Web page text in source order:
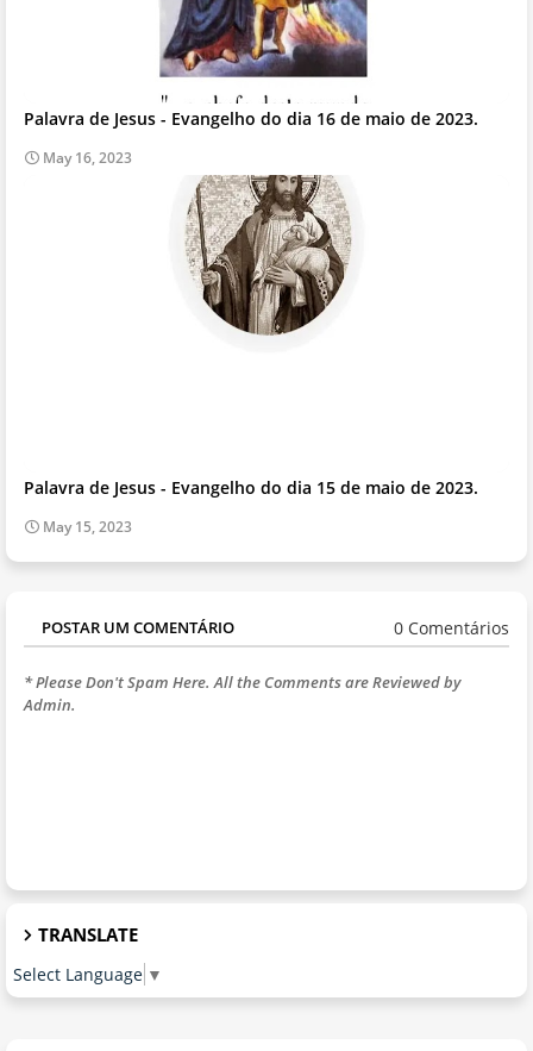
Palavra de Jesus - Evangelho do dia 16 de maio de 2023.
May 16, 2023
Palavra de Jesus - Evangelho do dia 15 de maio de 2023.
May 15, 2023
POSTAR UM COMENTÁRIO 0 Comentários
* Please Don't Spam Here. All the Comments are Reviewed by
Admin.
TRANSLATE
Select Language ▼